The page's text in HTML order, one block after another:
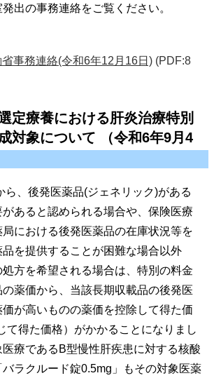
出の事務連絡をご覧ください。
省事務連絡(令和6年12月16日) (PDF:8
定療養における肝炎治療特別
対象について （令和6年9月4
ら、後発医薬品(ジェネリック)がある
あると認められる場合や、保険医療
における後発医薬品の在庫状況等を
を提供することが困難な場合以外
方を希望される場合は、特別の料金
の薬価から、当該長期収載品の後発医
が高いものの薬価を控除して得た価
て得た価格）がかかることになりまし
療であるB型慢性肝疾患に対する核酸
ラクルード錠0.5mg」もその対象医薬